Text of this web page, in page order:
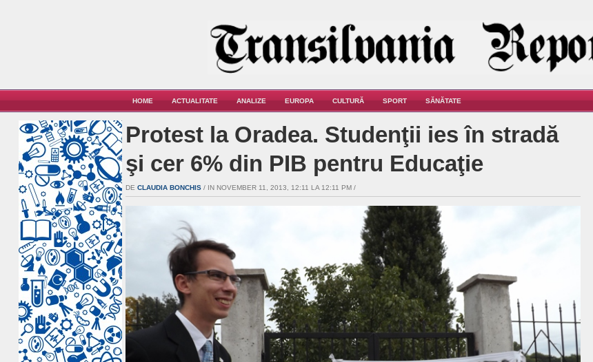
HOME ACTUALITATE ANALIZE EUROPA CULTURĂ SPORT SĂNĂTATE
Protest la Oradea. Studenţii ies în stradă
şi cer 6% din PIB pentru Educaţie
DE CLAUDIA BONCHIS / IN NOVEMBER 11, 2013, 12:11 LA 12:11 PM /